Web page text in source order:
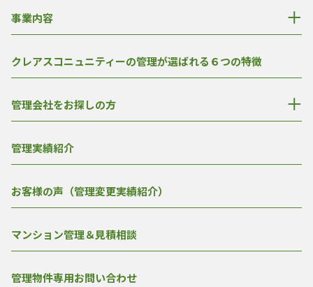
事業内容
クレアスコニュニティーの管理が選ばれる６つの特徴
管理会社をお探しの方
管理実績紹介
お客様の声（管理変更実績紹介）
マンション管理＆見積相談
管理物件専用お問い合わせ